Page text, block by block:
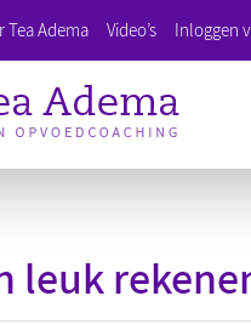
Tea Adema Video’s Inloggen
leuk